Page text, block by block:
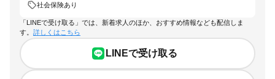
社会保険あり
「LINEで受け取る」では、新着求人のほか、おすすめ情報なども配信しま
す。 詳しくはこちら
LINEで受け取る